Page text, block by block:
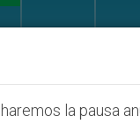
la pausa